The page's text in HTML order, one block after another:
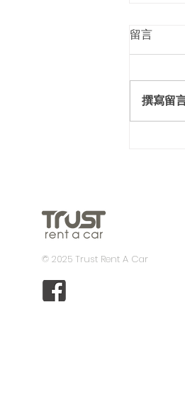
Lexus
留言
撰寫留
© 2025 Trust Rent A Car